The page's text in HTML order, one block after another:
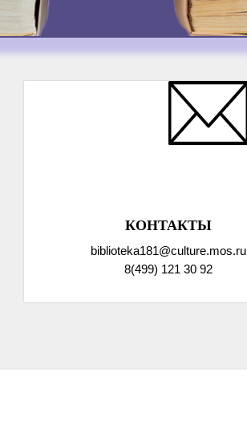
КОНТАКТЫ
biblioteka181@culture.mos.ru
8(499) 121 30 92